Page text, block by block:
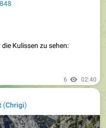
Kulissen zu sehen: